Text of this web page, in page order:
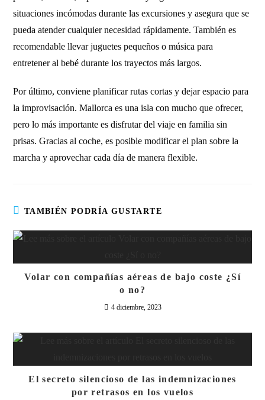
situaciones incómodas durante las excursiones y asegura que se
pueda atender cualquier necesidad rápidamente. También es
recomendable llevar juguetes pequeños o música para
entretener al bebé durante los trayectos más largos.
Por último, conviene planificar rutas cortas y dejar espacio para
la improvisación. Mallorca es una isla con mucho que ofrecer,
pero lo más importante es disfrutar del viaje en familia sin
prisas. Gracias al coche, es posible modificar el plan sobre la
marcha y aprovechar cada día de manera flexible.
TAMBIÉN PODRÍA GUSTARTE
Volar con compañías aéreas de bajo coste ¿Sí
o no?
4 diciembre, 2023
El secreto silencioso de las indemnizaciones
por retrasos en los vuelos